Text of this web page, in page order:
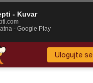
Ulogujte se
- Kuvar
- Google Play